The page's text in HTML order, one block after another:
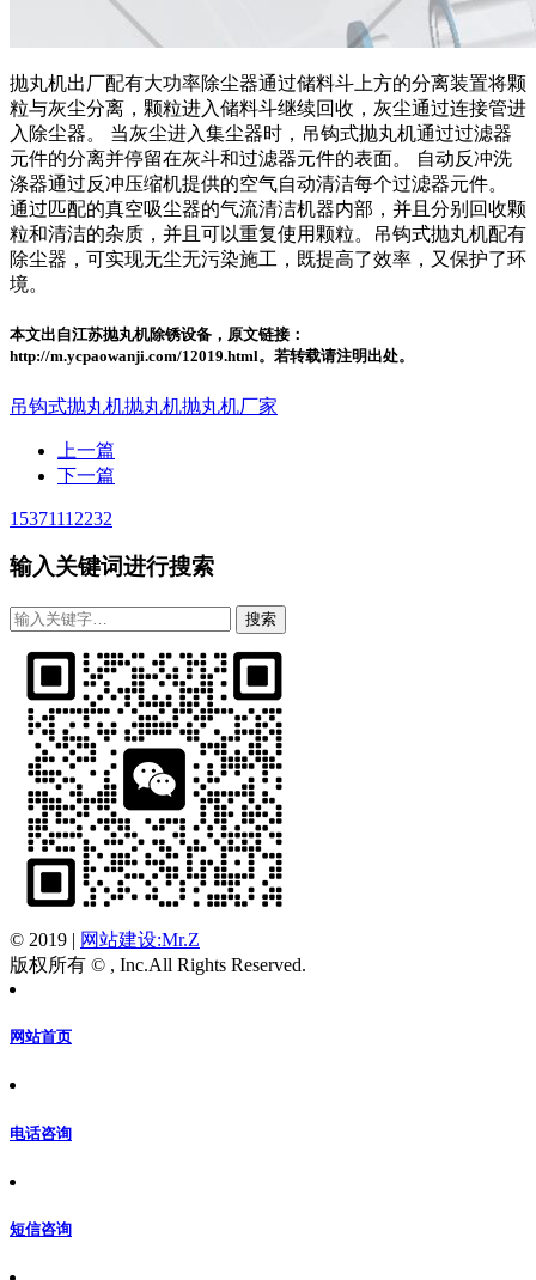
抛丸机出厂配有大功率除尘器通过储料斗上方的分离装置将颗
粒与灰尘分离，颗粒进入储料斗继续回收，灰尘通过连接管进
入除尘器。 当灰尘进入集尘器时，吊钩式抛丸机通过过滤器
元件的分离并停留在灰斗和过滤器元件的表面。 自动反冲洗
涤器通过反冲压缩机提供的空气自动清洁每个过滤器元件。
通过匹配的真空吸尘器的气流清洁机器内部，并且分别回收颗
粒和清洁的杂质，并且可以重复使用颗粒。吊钩式抛丸机配有
除尘器，可实现无尘无污染施工，既提高了效率，又保护了环
境。
本文出自江苏抛丸机除锈设备，原文链接：
http://m.ycpaowanji.com/12019.html。若转载请注明出处。
吊钩式抛丸机抛丸机抛丸机厂家
上一篇
下一篇
15371112232
输入关键词进行搜索
© 2019 | 网站建设:Mr.Z
版权所有 © , Inc.All Rights Reserved.
网站首页
电话咨询
短信咨询